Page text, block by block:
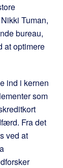
Tuman,
bureau,
at optimere
ind i kernen
som
Fra det
ved at